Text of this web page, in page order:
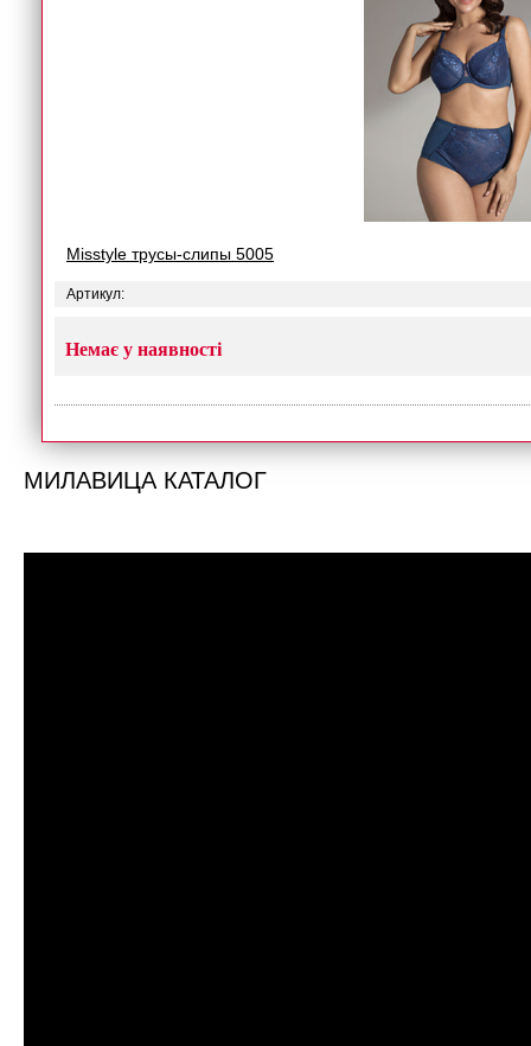
Misstyle трусы-слипы 5005
Артикул:
Немає у наявності
МИЛАВИЦА КАТАЛОГ